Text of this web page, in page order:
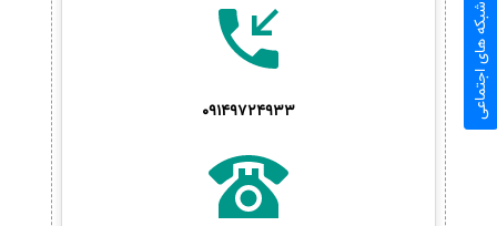
09149724933 شبکه های اجتماعی